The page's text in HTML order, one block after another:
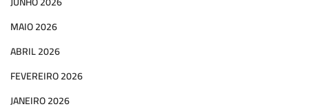
MAIO 2026
ABRIL 2026
FEVEREIRO 2026
JANEIRO 2026